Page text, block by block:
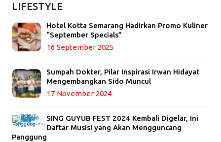
LIFESTYLE
Hotel Kotta Semarang Hadirkan Promo Kuliner
“September Specials”
16 September 2025
Sumpah Dokter, Pilar Inspirasi Irwan Hidayat
Mengembangkan Sido Muncul
17 November 2024
SING GUYUB FEST 2024 Kembali Digelar, Ini
Daftar Musisi yang Akan Mengguncang
Panggung